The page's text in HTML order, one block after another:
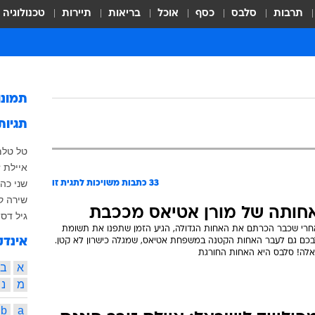
תרבות סלבס כסף אוכל בריאות תיירות טכנולוגיה
33 כתבות משויכות לתגית זו
של מורן אטיאס מככבת
שכבר הכרתם את האחות הגדולה, הגיע הזמן שתפנו את תשומת
גם לעבר האחות הקטנה במשפחת אטיאס, שמגלה כישרון לא קטן.
סלבס היא האחות החורגת
טל
איילת
שני
שירה
גיל
א
ב
מ
נ
a
b